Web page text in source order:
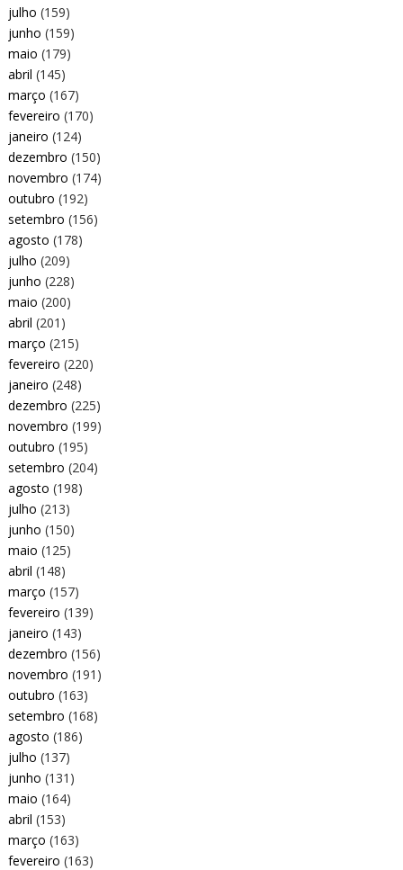
julho (159)
junho (159)
maio (179)
abril (145)
março (167)
fevereiro (170)
janeiro (124)
dezembro (150)
novembro (174)
outubro (192)
setembro (156)
agosto (178)
julho (209)
junho (228)
maio (200)
abril (201)
março (215)
fevereiro (220)
janeiro (248)
dezembro (225)
novembro (199)
outubro (195)
setembro (204)
agosto (198)
julho (213)
junho (150)
maio (125)
abril (148)
março (157)
fevereiro (139)
janeiro (143)
dezembro (156)
novembro (191)
outubro (163)
setembro (168)
agosto (186)
julho (137)
junho (131)
maio (164)
abril (153)
março (163)
fevereiro (163)